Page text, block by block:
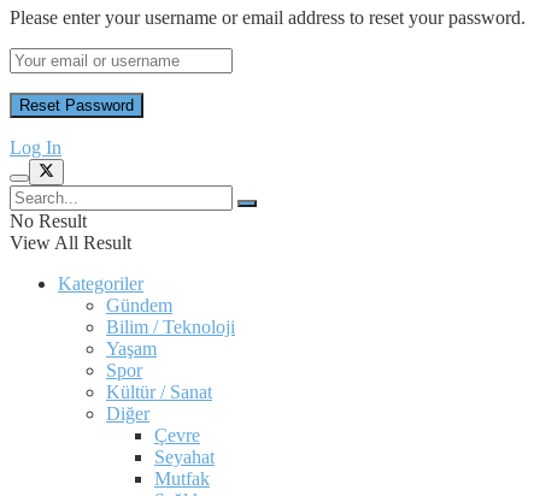
Please enter your username or email address to reset your password.
Log In
No Result
View All Result
Kategoriler
Gündem
Bilim / Teknoloji
Yaşam
Spor
Kültür / Sanat
Diğer
Çevre
Seyahat
Mutfak